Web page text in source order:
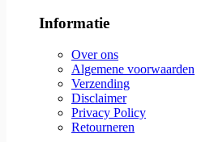
Informatie
Over ons
Algemene voorwaarden
Verzending
Disclaimer
Privacy Policy
Retourneren